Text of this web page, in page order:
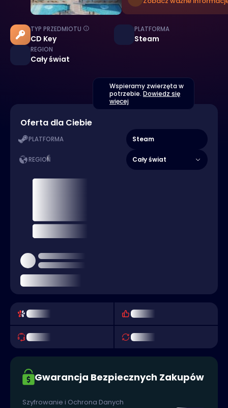
TYP PRZEDMIOTU
CD Key
PLATFORMA
Steam
REGION
Cały świat
Wspieramy zwierzęta w
potrzebie. Dowiedz się
więcej
Oferta dla Ciebie
PLATFORMA Steam
REGION Cały świat
Gwarancja Bezpiecznych Zakupów
Szyfrowanie i Ochrona Danych